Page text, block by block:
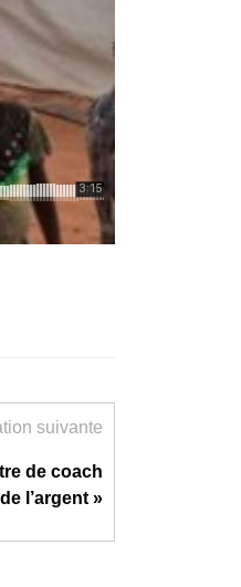
suivante
de coach
l’argent »